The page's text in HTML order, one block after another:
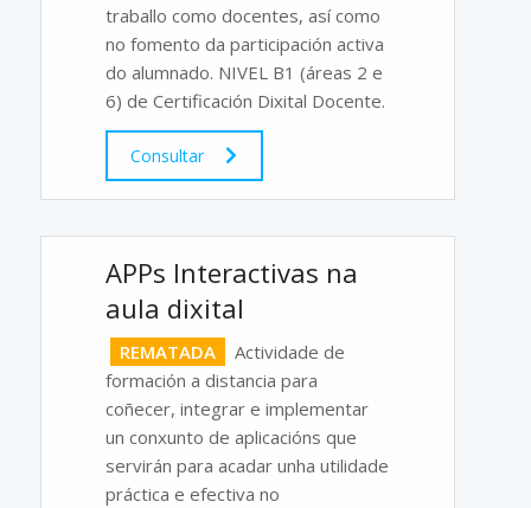
traballo como docentes, así como
no fomento da participación activa
do alumnado. NIVEL B1 (áreas 2 e
6) de Certificación Dixital Docente.
Consultar
APPs Interactivas na
aula dixital
REMATADA
Actividade de
formación a distancia para
coñecer, integrar e implementar
un conxunto de aplicacións que
servirán para acadar unha utilidade
práctica e efectiva no